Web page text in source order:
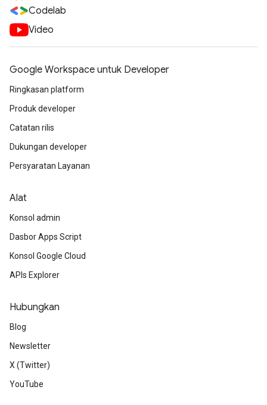
Codelab
Video
Google Workspace untuk Developer
Ringkasan platform
Produk developer
Catatan rilis
Dukungan developer
Persyaratan Layanan
Alat
Konsol admin
Dasbor Apps Script
Konsol Google Cloud
APIs Explorer
Hubungkan
Blog
Newsletter
X (Twitter)
YouTube